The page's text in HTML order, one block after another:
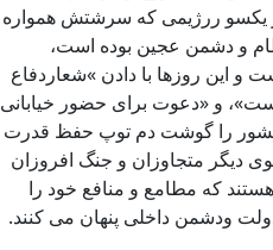
یکسو ررژیمی که سرشتش همواره
و دشمن عجین بوده است،
و این روزها با دادن »شعاردفاع
و «دعوت برای حضور خیابانی
را گوشت دم توپ حفظ قدرت
دیگر متجاوزان و جنگ افروزان
که مطامع و منافع خود را
ودشمن داخلی پنهان می کنند.